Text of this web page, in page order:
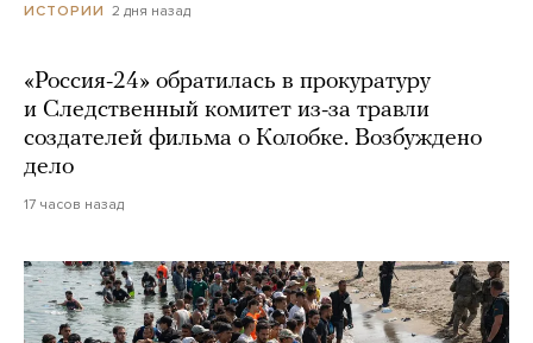
ИСТОРИИ 2 дня назад
«Россия-24» обратилась в прокуратуру
и Следственный комитет из-за травли
создателей фильма о Колобке. Возбуждено
дело
17 часов назад